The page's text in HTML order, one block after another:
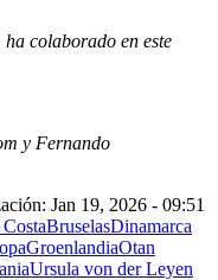
colaborado en este
y Fernando
Jan 19, 2026 - 09:51
BruselasDinamarca
GroenlandiaOtan
Ursula von der Leyen